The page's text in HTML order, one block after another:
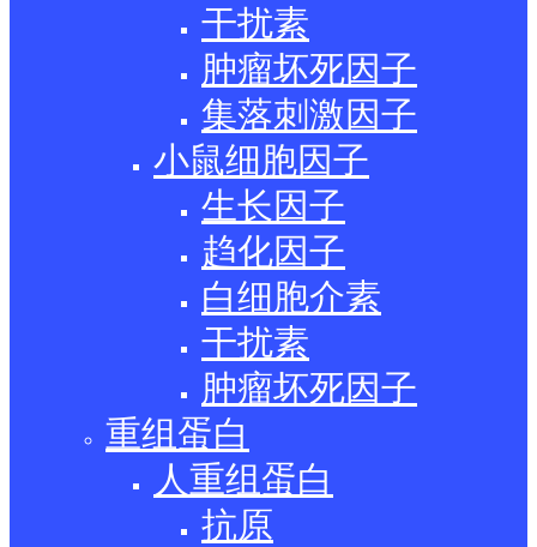
干扰素
肿瘤坏死因子
集落刺激因子
小鼠细胞因子
生长因子
趋化因子
白细胞介素
干扰素
肿瘤坏死因子
重组蛋白
人重组蛋白
抗原